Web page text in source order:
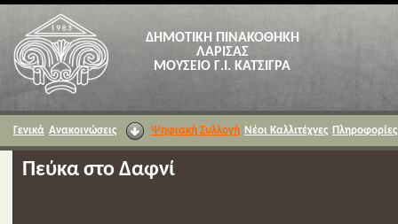
ΔΗΜΟΤΙΚΗ ΠΙΝΑΚΟΘΗΚΗ
ΛΑΡΙΣΑΣ
ΜΟΥΣΕΙΟ Γ.Ι. ΚΑΤΣΙΓΡΑ
Γενικά Ανακοινώσεις Ψηφιακή Συλλογή Νέοι Καλλιτέχνες Πληροφορίες
Πεύκα στο Δαφνί